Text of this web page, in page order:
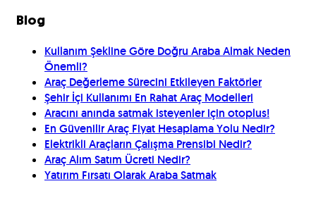
Blog
Kullanım Şekline Göre Doğru Araba Almak Neden
Önemli?
Araç Değerleme Sürecini Etkileyen Faktörler
Şehir İçi Kullanımı En Rahat Araç Modelleri
Aracını anında satmak isteyenler için otoplus!
En Güvenilir Araç Fiyat Hesaplama Yolu Nedir?
Elektrikli Araçların Çalışma Prensibi Nedir?
Araç Alım Satım Ücreti Nedir?
Yatırım Fırsatı Olarak Araba Satmak